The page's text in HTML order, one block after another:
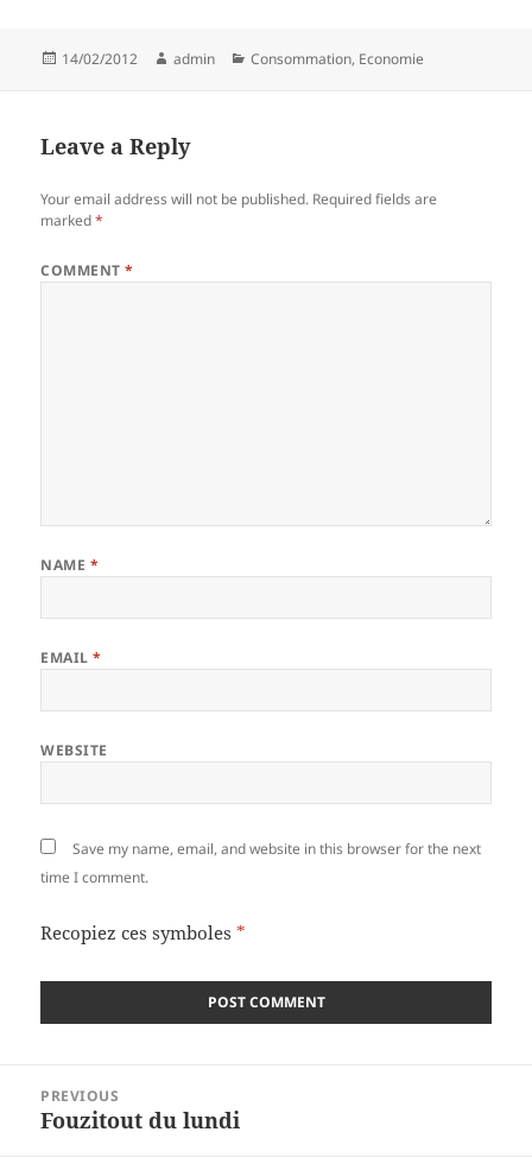
Posted
14/02/2012 Author
admin Categories
Consommation, Economie
Leave a Reply
Your email address will not be published. Required fields are
marked*
COMMENT*
NAME *
EMAIL*
WEBSITE
Save my name, email, and website in this browser for the next
time I comment.
Recopiez ces symboles *
navigation
PREVIOUS
Previous
Fouzitout du lundi